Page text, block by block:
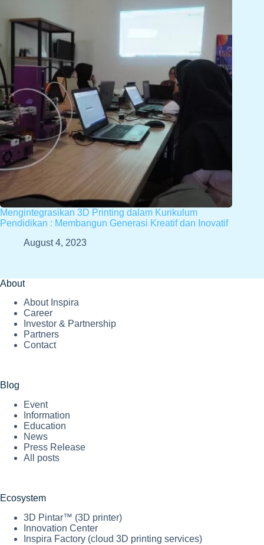
Mengintegrasikan 3D Printing dalam Kurikulum
Pendidikan : Membangun Generasi Kreatif dan Inovatif
August 4, 2023
About
About Inspira
Career
Investor & Partnership
Partners
Contact
Blog
Event
Information
Education
News
Press Release
All posts
Ecosystem
3D Pintar™ (3D printer)
Innovation Center
Inspira Factory (cloud 3D printing services)